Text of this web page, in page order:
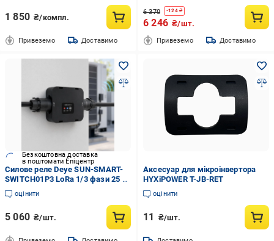
1 850 ₴/компл.
Привеземо Доставимо
6 370 -124₴
6 246 ₴/шт.
Привеземо Доставимо
Безкоштовна доставка
в поштомати Епіцентр
Силове реле Deye SUN-SMART-
SWITCH01P3 LoRa 1/3 фази 25 А
на фазу IP65
оцінити
5 060 ₴/шт.
Аксесуар для мікроінвертора
HYXiPOWER T-JB-RET
оцінити
11 ₴/шт.